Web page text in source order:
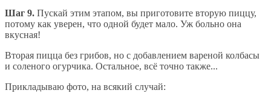
Шаг 9. Пускай этим этапом, вы приготовите вторую пиццу,
потому как уверен, что одной будет мало. Уж больно она
вкусная!
Вторая пицца без грибов, но с добавлением вареной колбасы
и соленого огурчика. Остальное, всё точно также...
Прикладываю фото, на всякий случай: